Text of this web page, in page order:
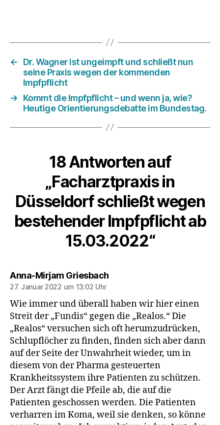
←
Dr. Wagner ist ungeimpft und schließt nun
seine Praxis wegen der kommenden
Impfpflicht
→
Kommt die Impfpflicht – und wenn ja, wie?
Heutige Orientierungsdebatte im Bundestag.
18 Antworten auf
„Facharztpraxis in
Düsseldorf schließt wegen
bestehender Impfpflicht ab
15.03.2022“
Anna-Mirjam Griesbachsagt:
27. Januar 2022 um 13:02 Uhr
Wie immer und überall haben wir hier einen
Streit der „Fundis“ gegen die „Realos.“ Die
„Realos“ versuchen sich oft herumzudrücken,
Schlupflöcher zu finden, finden sich aber dann
auf der Seite der Unwahrheit wieder, um in
diesem von der Pharma gesteuerten
Krankheitssystem ihre Patienten zu schützen.
Der Arzt fängt die Pfeile ab, die auf die
Patienten geschossen werden. Die Patienten
verharren im Koma, weil sie denken, so könne